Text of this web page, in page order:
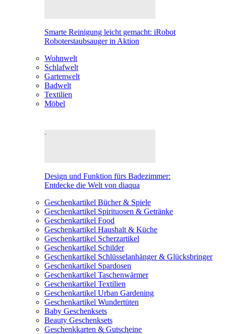
Smarte Reinigung leicht gemacht: iRobot
Roboterstaubsauger in Aktion
Wohnwelt
Schlafwelt
Gartenwelt
Badwelt
Textilien
Möbel
Design und Funktion fürs Badezimmer:
Entdecke die Welt von diaqua
Geschenkartikel Bücher & Spiele
Geschenkartikel Spirituosen & Getränke
Geschenkartikel Food
Geschenkartikel Haushalt & Küche
Geschenkartikel Scherzartikel
Geschenkartikel Schilder
Geschenkartikel Schlüsselanhänger & Glücksbringer
Geschenkartikel Spardosen
Geschenkartikel Taschenwärmer
Geschenkartikel Textilien
Geschenkartikel Urban Gardening
Geschenkartikel Wundertüten
Baby Geschenksets
Beauty Geschenksets
Geschenkkarten & Gutscheine